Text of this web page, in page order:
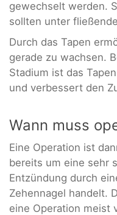
gewechselt werden.
sollten unter
Durch das Tapen
gerade zu wachsen.
Stadium ist das
und verbessert den
Wann muss
Eine Operation ist
bereits um eine sehr
Entzündung durch
Zehennagel handelt.
eine Operation meist